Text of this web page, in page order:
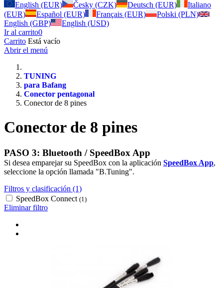
English (EUR)
Česky (CZK) Deutsch (EUR)
Italiano
(EUR)
Español (EUR) Français (EUR)
Polski (PLN)
English (GBP)
English (USD)
Ir al carrito0
Carrito Está vacío
Abrir el menú
TUNING
para Bafang
Conector pentagonal
Conector de 8 pines
Conector de 8 pines
PASO 3: Bluetooth / SpeedBox App
Si desea emparejar su SpeedBox con la aplicación SpeedBox App,
seleccione la opción llamada "B.Tuning".
Filtros y clasificación (1)
SpeedBox Connect (1)
Eliminar filtro